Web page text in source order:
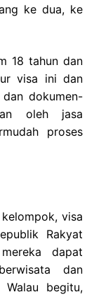
ke dua, ke
18 tahun dan
visa ini dan
dan dokumen-
oleh jasa
proses
visa
Rakyat
dapat
dan
begitu,